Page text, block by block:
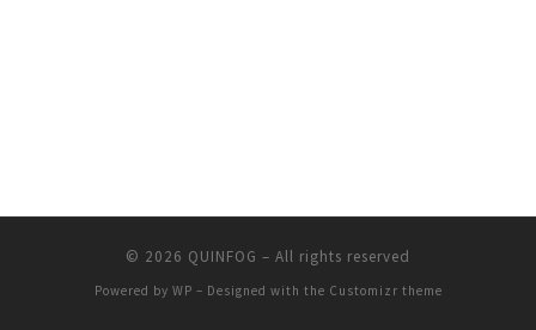
© 2026 QUINFOG – All rights reserved
Powered by WP – Designed with the Customizr theme